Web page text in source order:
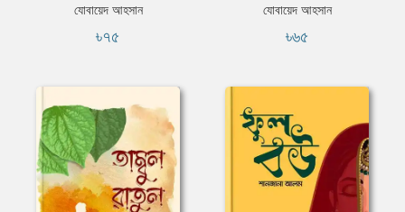
যোবায়েদ আহসান
৳৭৫
যোবায়েদ আহসান
৳৬৫